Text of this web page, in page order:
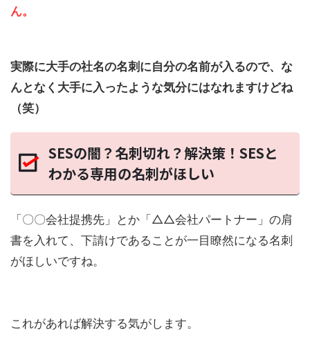
ん。
実際に大手の社名の名刺に自分の名前が入るので、な
んとなく大手に入ったような気分にはなれますけどね
（笑）
SESの闇？名刺切れ？解決策！SESと
わかる専用の名刺がほしい
「〇〇会社提携先」とか「△△会社パートナー」の肩
書を入れて、 下請けであることが一目瞭然になる名刺
がほしいですね。
これがあれば解決する気がします。